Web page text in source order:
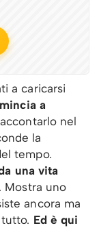
a caricarsi
a
nel
la
tempo.
una vita
. Mostra uno
ancora ma
Ed è qui